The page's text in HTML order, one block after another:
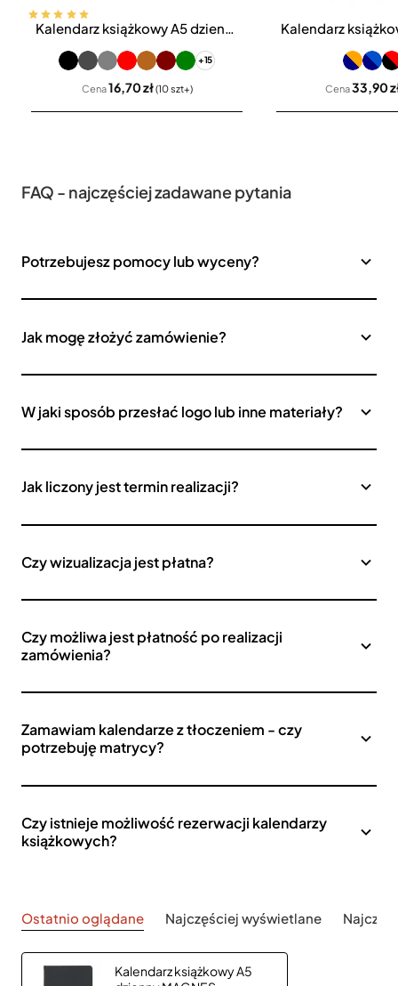
BestsellerKalendarz książkowy A5 dzienny Vivella Economic
+15
Cena16,70 zł(10 szt+) Cena33,90
FAQ - najczęściej zadawane pytania
Potrzebujesz pomocy lub wyceny?
Jak mogę złożyć zamówienie?
W jaki sposób przesłać logo lub inne materiały?
Jak liczony jest termin realizacji?
Czy wizualizacja jest płatna?
Czy możliwa jest płatność po realizacji
zamówienia?
Zamawiam kalendarze z tłoczeniem - czy
potrzebuję matrycy?
Czy istnieje możliwość rezerwacji kalendarzy
książkowych?
Ostatnio oglądane Najczęściej wyświetlane
Kalendarz książkowy A5